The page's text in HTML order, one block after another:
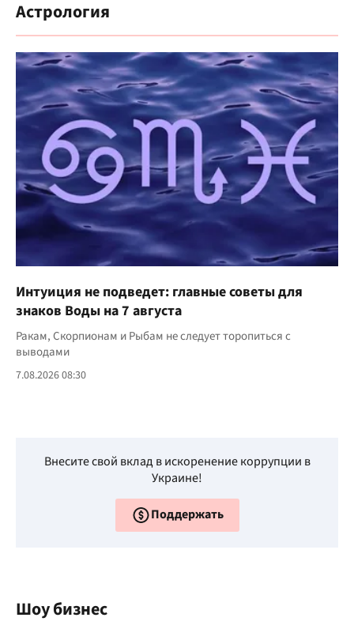
Астрология
Интуиция не подведет: главные советы для
знаков Воды на 7 августа
Ракам, Скорпионам и Рыбам не следует торопиться с
выводами
7.08.2026 08:30
Внесите свой вклад в искоренение коррупции в
Украине!
Поддержать
Шоу бизнес